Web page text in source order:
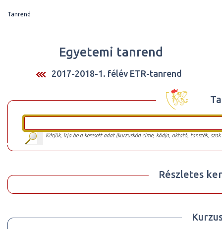
Tanrend
Egyetemi tanrend
2017-2018-1. félév ETR-tanrend
Kérjük, írja be a keresett adat (kurzuskód címe, kódja, oktató, tanszék,
Részletes